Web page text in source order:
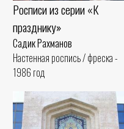
Росписи из серии «К
празднику»
Садик Рахманов
Настенная роспись / фреска -
1986 год